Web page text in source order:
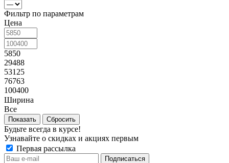
Фильтр по параметрам
Цена
5850
29488
53125
76763
100400
Ширина
Все
Сбросить
Будьте всегда в курсе!
Узнавайте о скидках и акциях первым
Первая рассылка